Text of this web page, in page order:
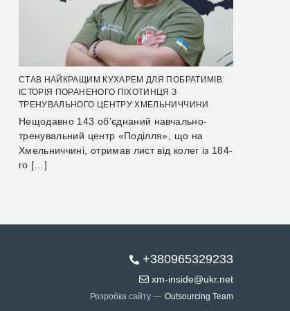
СТАВ НАЙКРАЩИМ КУХАРЕМ ДЛЯ ПОБРАТИМІВ:
ІСТОРІЯ ПОРАНЕНОГО ПІХОТИНЦЯ З
ТРЕНУВАЛЬНОГО ЦЕНТРУ ХМЕЛЬНИЧЧИНИ
Нещодавно 143 об’єднаний навчально-
тренувальний центр «Поділля», що на
Хмельниччині, отримав лист від колег із 184-
го […]
+380965329233
xm-inside@ukr.net
Розробка сайту — Outsourcing Team